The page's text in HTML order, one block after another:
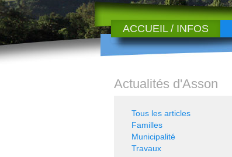
ACCUEIL / INFOS
Actualités d'Asson
Tous les articles
Familles
Municipalité
Travaux